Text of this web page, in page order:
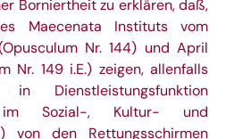
Borniertheit zu erklären, daß,
Maecenata Instituts vom
Opusculum Nr. 144) und April
Nr. 149 i.E.) zeigen, allenfalls
in Dienstleistungsfunktion
im Sozial-, Kultur- und
von den Rettungsschirmen